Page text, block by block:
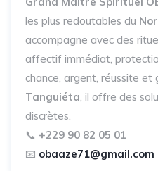
les plus redoutables du
accompagne avec des
affectif immédiat,
chance, argent, réussite et
Tanguiéta, il offre des
discrètes.
📞 +229 90 82 05 01
📧 obaaze71@gmail.com